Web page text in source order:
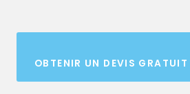
OBTENIR UN DEVIS GRATUIT